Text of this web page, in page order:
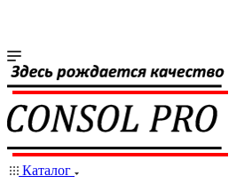
Каталог